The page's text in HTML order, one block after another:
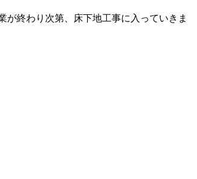
終わり次第、床下地工事に入っていきま